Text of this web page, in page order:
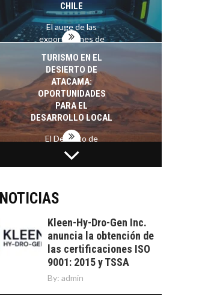
CHILE
El auge de las
exportaciones de
Chile:…
TURISMO EN EL
DESIERTO DE
ATACAMA:
OPORTUNIDADES
PARA EL
DESARROLLO LOCAL
El Desierto de
Atacama: Motor
Estratégico para el
LA INDUSTRIA
MINERA CHILENA
SOSTENIBILIDAD
Minería chilena: un
pilar estratégico ante
el reto ineludible de…
CAPITAL DE RIESGO
EN CHILE:
OPORTUNIDADES
PARA STARTUPS Y
NOTICIAS
Kleen-Hy-Dro-Gen Inc.
anuncia la obtención de
las certificaciones ISO
9001: 2015 y TSSA
By: admin